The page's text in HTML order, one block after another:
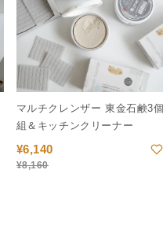
マルチクレンザー 東金石鹸3個
組＆キッチンクリーナー
¥6,140
¥8,160